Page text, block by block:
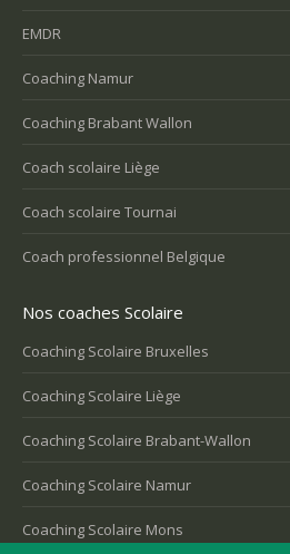
EMDR
Coaching Namur
Coaching Brabant Wallon
Coach scolaire Liège
Coach scolaire Tournai
Coach professionnel Belgique
Nos coaches Scolaire
Coaching Scolaire Bruxelles
Coaching Scolaire Liège
Coaching Scolaire Brabant-Wallon
Coaching Scolaire Namur
Coaching Scolaire Mons